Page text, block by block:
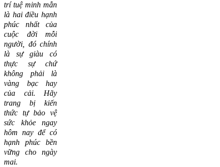
trí tuệ minh mẫn
là hai điều hạnh
phúc nhất của
cuộc đời mỗi
người, đó chính
là sự giàu có
thực sự chứ
không phải là
vàng bạc hay
của cải. Hãy
trang bị kiến
thức tự bảo vệ
sức khỏe ngay
hôm nay để có
hạnh phúc bền
vững cho ngày
mai.